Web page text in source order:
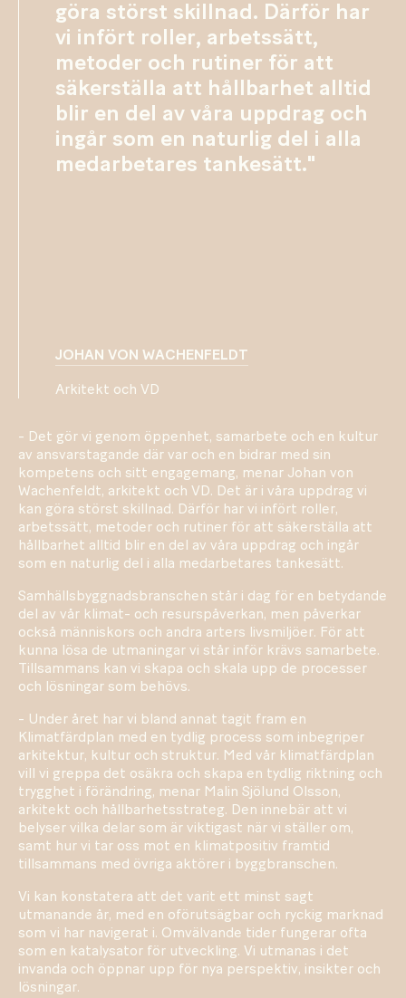
göra störst skillnad. Därför har
vi infört roller, arbetssätt,
metoder och rutiner för att
säkerställa att hållbarhet alltid
blir en del av våra uppdrag och
ingår som en naturlig del i alla
medarbetares tankesätt."
JOHAN VON WACHENFELDT
Arkitekt och VD
- Det gör vi genom öppenhet, samarbete och en kultur
av ansvarstagande där var och en bidrar med sin
kompetens och sitt engagemang, menar Johan von
Wachenfeldt, arkitekt och VD. Det är i våra uppdrag vi
kan göra störst skillnad. Därför har vi infört roller,
arbetssätt, metoder och rutiner för att säkerställa att
hållbarhet alltid blir en del av våra uppdrag och ingår
som en naturlig del i alla medarbetares tankesätt.
Samhällsbyggnadsbranschen står i dag för en betydande
del av vår klimat- och resurspåverkan, men påverkar
också människors och andra arters livsmiljöer. För att
kunna lösa de utmaningar vi står inför krävs samarbete.
Tillsammans kan vi skapa och skala upp de processer
och lösningar som behövs.
- Under året har vi bland annat tagit fram en
Klimatfärdplan med en tydlig process som inbegriper
arkitektur, kultur och struktur. Med vår klimatfärdplan
vill vi greppa det osäkra och skapa en tydlig riktning och
trygghet i förändring, menar Malin Sjölund Olsson,
arkitekt och hållbarhetsstrateg. Den innebär att vi
belyser vilka delar som är viktigast när vi ställer om,
samt hur vi tar oss mot en klimatpositiv framtid
tillsammans med övriga aktörer i byggbranschen.
Vi kan konstatera att det varit ett minst sagt
utmanande år, med en oförutsägbar och ryckig marknad
som vi har navigerat i. Omvälvande tider fungerar ofta
som en katalysator för utveckling. Vi utmanas i det
invanda och öppnar upp för nya perspektiv, insikter och
lösningar.